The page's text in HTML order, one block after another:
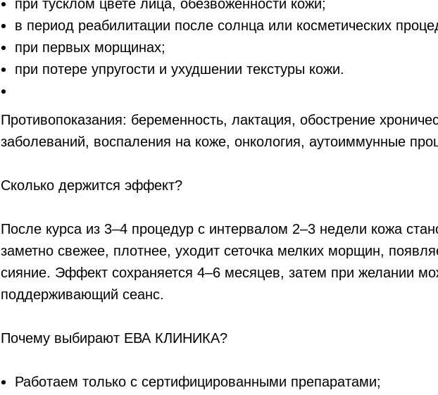
при тусклом цвете лица, обезвоженности кожи;
в период реабилитации после солнца или косметических
при первых морщинах;
при потере упругости и ухудшении текстуры кожи.
Противопоказания: беременность, лактация, обострение
заболеваний, воспаления на коже, онкология, аутоиммунные
Сколько держится эффект?
После курса из 3–4 процедур с интервалом 2–3 недели кожа
заметно свежее, плотнее, уходит сеточка мелких морщин,
сияние. Эффект сохраняется 4–6 месяцев, затем при желании
поддерживающий сеанс.
Почему выбирают ЕВА КЛИНИКА?
Работаем только с сертифицированными препаратами;